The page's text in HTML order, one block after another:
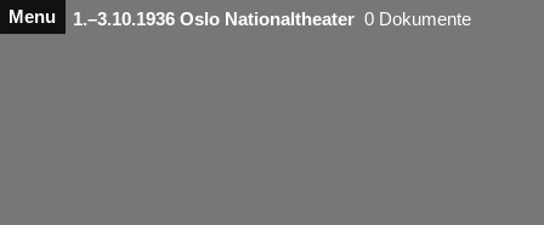
Menu 1.–3.10.1936 Oslo Nationaltheater 0 Dokumente